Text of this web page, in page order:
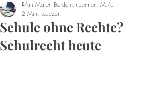
Schule ohne Rechte?
Schulrecht heute
RAin Maren Berden-Lindermeir, M.A.
2 Min. Lesezeit